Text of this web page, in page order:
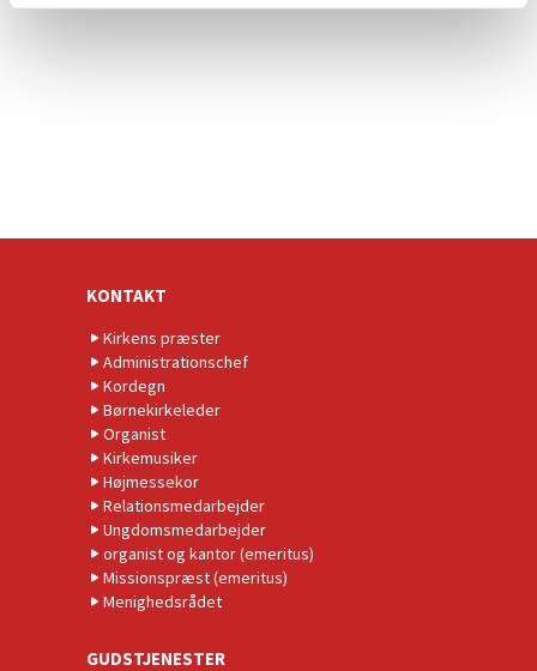
KONTAKT
Kirkens præster
Administrationschef
Kordegn
Børnekirkeleder
Organist
Kirkemusiker
Højmessekor
Relationsmedarbejder
Ungdomsmedarbejder
organist og kantor (emeritus)
Missionspræst (emeritus)
Menighedsrådet
GUDSTJENESTER